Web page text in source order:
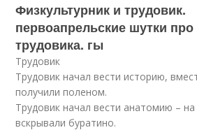
Физкультурник и трудовик.
первоапрельские шутки
трудовика. гы
Трудовик
Трудовик начал вести историю,
получили поленом.
Трудовик начал вести анатомию –
вскрывали буратино.